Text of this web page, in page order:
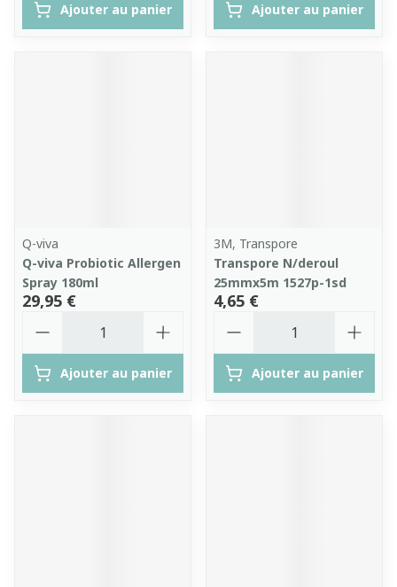
Ajouter au panier Ajouter au panier
Q-viva
Q-viva Probiotic Allergen
Spray 180ml
29,95 €
Ajouter au panier
3M, Transpore
Transpore N/deroul
25mmx5m 1527p-1sd
4,65 €
Ajouter au panier